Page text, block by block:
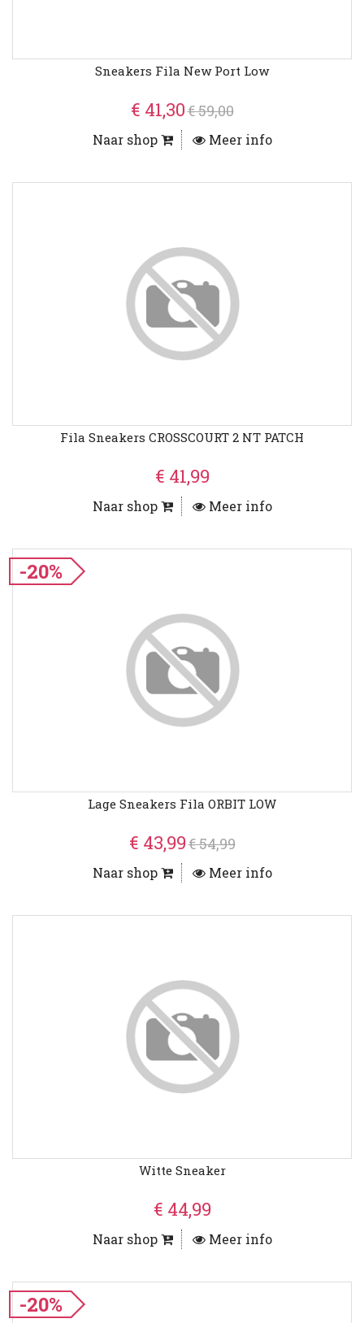
Sneakers Fila New Port Low
€ 41,30€ 59,00
Naar shop Meer info
Fila Sneakers CROSSCOURT 2 NT PATCH
€ 41,99
Naar shop Meer info
-20%
Lage Sneakers Fila ORBIT LOW
€ 43,99€ 54,99
Naar shop Meer info
Witte Sneaker
€ 44,99
Naar shop Meer info
-20%